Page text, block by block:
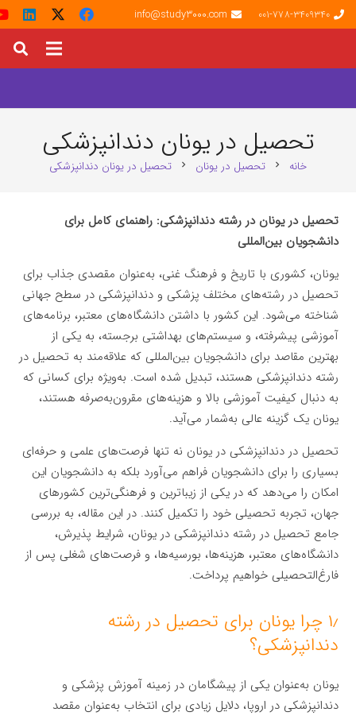
001-778-3409340
info@study3000.com
تحصیل در یونان دندانپزشکی
خانه chevron_right تحصیل در یونان chevron_right تحصیل در یونان دندانپزشکی
تحصیل در یونان در رشته دندانپزشکی: راهنمای کامل برای
دانشجویان بین‌المللی
یونان، کشوری با تاریخ و فرهنگ غنی، به‌عنوان مقصدی جذاب برای
تحصیل در رشته‌های مختلف پزشکی و دندانپزشکی در سطح جهانی
شناخته می‌شود. این کشور با داشتن دانشگاه‌های معتبر، برنامه‌های
آموزشی پیشرفته، و سیستم‌های بهداشتی برجسته، به یکی از
بهترین مقاصد برای دانشجویان بین‌المللی که علاقه‌مند به تحصیل در
رشته دندانپزشکی هستند، تبدیل شده است. به‌ویژه برای کسانی که
به دنبال کیفیت آموزشی بالا و هزینه‌های مقرون‌به‌صرفه هستند،
یونان یک گزینه عالی به‌شمار می‌آید.
تحصیل در دندانپزشکی در یونان نه تنها فرصت‌های علمی و حرفه‌ای
بسیاری را برای دانشجویان فراهم می‌آورد بلکه به دانشجویان این
امکان را می‌دهد که در یکی از زیباترین و فرهنگی‌ترین کشورهای
جهان، تجربه تحصیلی خود را تکمیل کنند. در این مقاله، به بررسی
جامع تحصیل در رشته دندانپزشکی در یونان، شرایط پذیرش،
دانشگاه‌های معتبر، هزینه‌ها، بورسیه‌ها، و فرصت‌های شغلی پس از
فارغ‌التحصیلی خواهیم پرداخت.
۱٫ چرا یونان برای تحصیل در رشته
دندانپزشکی؟
یونان به‌عنوان یکی از پیشگامان در زمینه آموزش پزشکی و
دندانپزشکی در اروپا، دلایل زیادی برای انتخاب به‌عنوان مقصد